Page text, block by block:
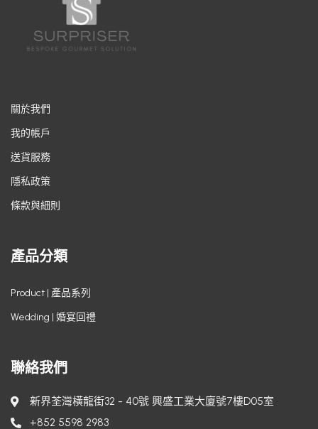
關於我們
我的帳戶
送貨服務
隱私政策
條款與細則
產品分類
Product | 產品系列
Wedding | 婚宴回禮
聯絡我們
新界荃灣橫龍街32 - 40號 興盛工業大廈號7樓D05室
+852 5598 2983